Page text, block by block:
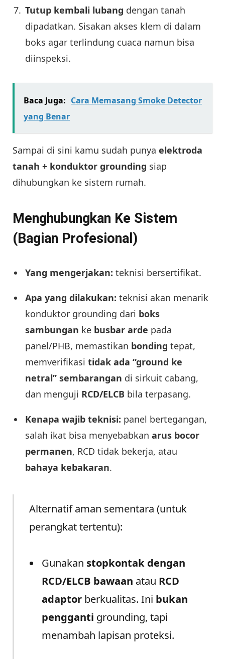
Tutup kembali lubang dengan tanah
dipadatkan. Sisakan akses klem di dalam
boks agar terlindung cuaca namun bisa
diinspeksi.
Baca Juga: Cara Memasang Smoke Detector
yang Benar
Sampai di sini kamu sudah punya elektroda
tanah + konduktor grounding siap
dihubungkan ke sistem rumah.
Menghubungkan Ke Sistem
(Bagian Profesional)
Yang mengerjakan: teknisi bersertifikat.
Apa yang dilakukan: teknisi akan menarik
konduktor grounding dari boks
sambungan ke busbar arde pada
panel/PHB, memastikan bonding tepat,
memverifikasi tidak ada “ground ke
netral” sembarangan di sirkuit cabang,
dan menguji RCD/ELCB bila terpasang.
Kenapa wajib teknisi: panel bertegangan,
salah ikat bisa menyebabkan arus bocor
permanen, RCD tidak bekerja, atau
bahaya kebakaran.
Alternatif aman sementara (untuk
perangkat tertentu):
Gunakan stopkontak dengan
RCD/ELCB bawaan atau RCD
adaptor berkualitas. Ini bukan
pengganti grounding, tapi
menambah lapisan proteksi.